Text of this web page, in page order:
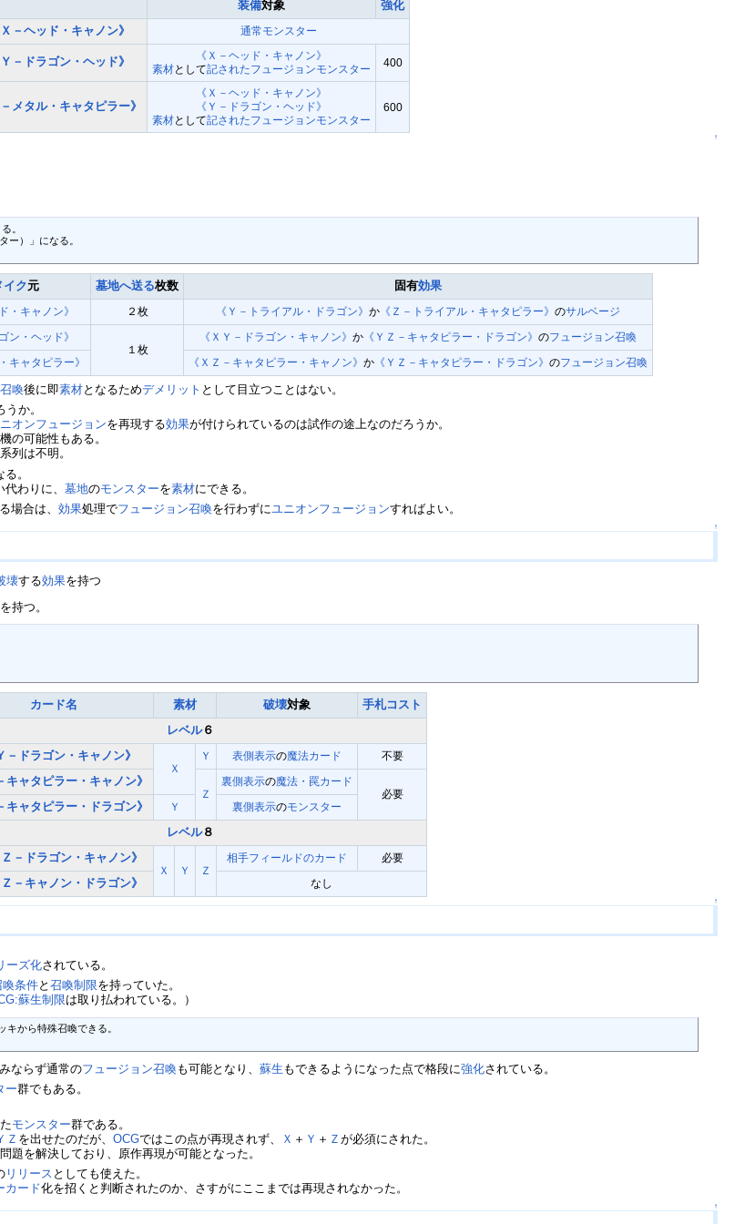
装備対象
強化
Ｘ－ヘッド・キャノン》
通常モンスター
Ｙ－ドラゴン・ヘッド》
《Ｘ－ヘッド・キャノン》
素材として記されたフュージョンモンスター
400
－メタル・キャタピラー》
《Ｘ－ヘッド・キャノン》
《Ｙ－ドラゴン・ヘッド》
素材として記されたフュージョンモンスター
600
↑
。
ー）」になる。
イク元 墓地へ送る枚数 固有効果
・キャノン》 ２枚 《Ｙ－トライアル・ドラゴン》か 《Ｚ－トライアル・キャタピラー》のサルベージ
ン・ヘッド》
１枚
《ＸＹ－ドラゴン・キャノン》か 《ＹＺ－キャタピラー・ドラゴン》のフュージョン召喚
キャタピラー》 《ＸＺ－キャタピラー・キャノン》か 《ＹＺ－キャタピラー・ドラゴン》のフュージョン召喚
召喚後に即素材となるためデメリット として目立つことはない。
か。
オンフュージョンを再現する効果が付けられているのは試作の途上なのだろうか。
の可能性もある。
列は不明。
。
代わりに、墓地のモンスターを素材にできる。
場合は、効果処理でフュージョン召喚を行わずにユニオンフュージョンすればよい。
↑
壊する効果を持つ
を持つ。
カード名 素材 破壊対象
手札コスト
レベル６
－ドラゴン・キャノン》
Ｘ
Ｙ 表側表示の魔法カード 不要
キャタピラー・キャノン》
Ｚ
裏側表示の魔法・罠カード
必要
キャタピラー・ドラゴン》 Ｙ 裏側表示のモンスター
レベル８
Ｚ－ドラゴン・キャノン》
Ｘ Ｙ Ｚ
相手フィールドのカード 必要
Ｚ－キャノン・ドラゴン》 なし
↑
ーズ化されている。
喚条件と召喚制限を持っていた。
蘇生制限は取り払われている。）
から特殊召喚できる。
ならず通常のフュージョン召喚 も可能となり、蘇生 もできるようになった点で格段に強化されている。
ー群でもある。
モンスター群である。
Ｚ を出せたのだが、OCGではこの点が再現されず、 Ｘ ＋ Ｙ ＋ Ｚが必須にされた。
題を解決しており、原作再現が可能となった。
リリース としても使えた。
カード化を招くと判断されたのか、さすがにここまでは再現されなかった。
↑